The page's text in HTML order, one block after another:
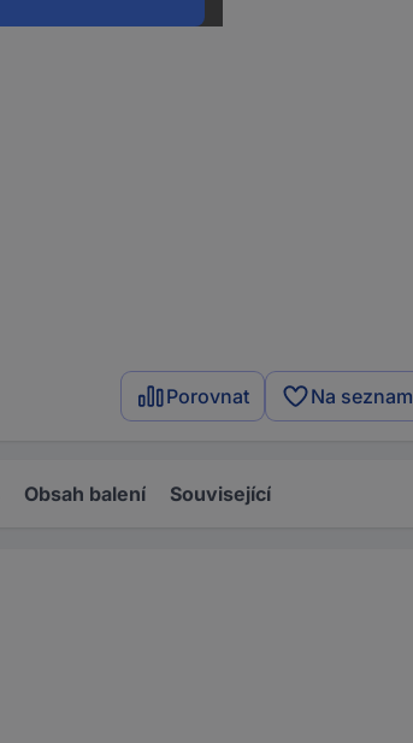
Porovnat Na seznam
Obsah balení Související